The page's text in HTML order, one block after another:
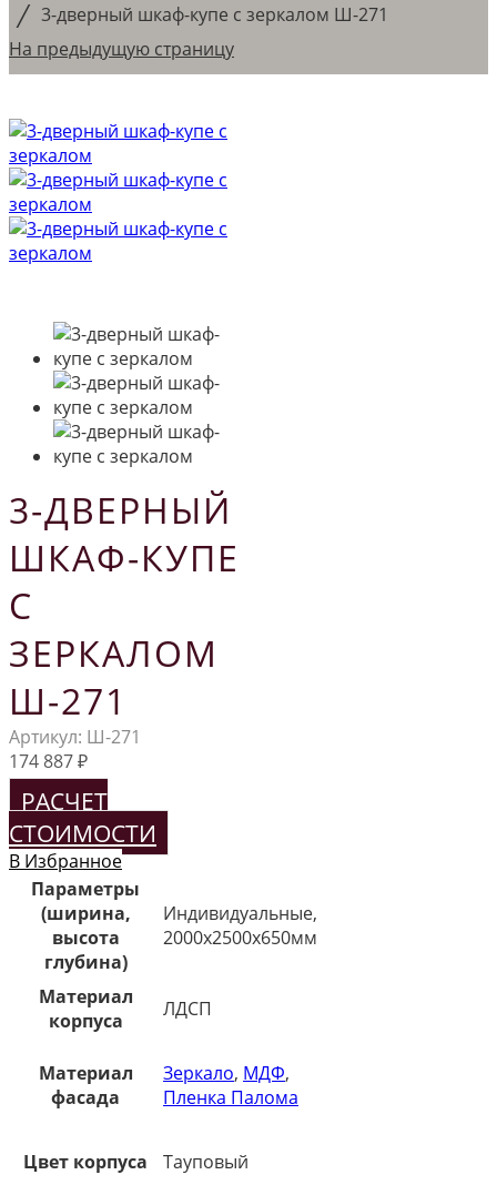
/ 3-дверный шкаф-купе с зеркалом Ш-271
На предыдущую страницу
3-ДВЕРНЫЙ
ШКАФ-КУПЕ
С
ЗЕРКАЛОМ
Ш-271
Артикул: Ш-271
174 887₽
РАСЧЕТ
СТОИМОСТИ
В Избранное
Параметры
(ширина,
высота
глубина)
Индивидуальные,
2000х2500х650мм
Материал
корпуса
ЛДСП
Материал
фасада
Зеркало, МДФ,
Пленка Палома
Цвет корпуса Тауповый